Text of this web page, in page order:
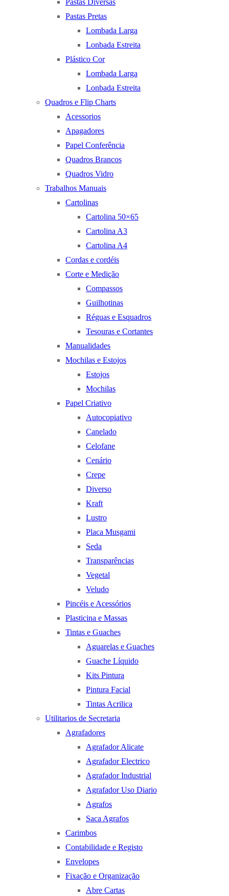
Pastas Diversas
Pastas Pretas
Lombada Larga
Lonbada Estreita
Plástico Cor
Lombada Larga
Lonbada Estreita
Quadros e Flip Charts
Acessorios
Apagadores
Papel Conferência
Quadros Brancos
Quadros Vidro
Trabalhos Manuais
Cartolinas
Cartolina 50×65
Cartolina A3
Cartolina A4
Cordas e cordéis
Corte e Medição
Compassos
Guilhotinas
Réguas e Esquadros
Tesouras e Cortantes
Manualidades
Mochilas e Estojos
Estojos
Mochilas
Papel Criativo
Autocopiativo
Canelado
Celofane
Cenário
Crepe
Diverso
Kraft
Lustro
Placa Musgami
Seda
Transparências
Vegetal
Veludo
Pincéis e Acessórios
Plasticina e Massas
Tintas e Guaches
Aguarelas e Guaches
Guache Líquido
Kits Pintura
Pintura Facial
Tintas Acrilica
Utilitarios de Secretaria
Agrafadores
Agrafador Alicate
Agrafador Electrico
Agrafador Industrial
Agrafador Uso Diario
Agrafos
Saca Agrafos
Carimbos
Contabilidade e Registo
Envelopes
Fixação e Organização
Abre Cartas